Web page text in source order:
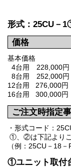
形式：25CU－
価格
基本価格
4台用 228,000円
8台用 252,000円
12台用 276,000円
16台用 300,000円
ご注文時指定
・形式コード：
①、②は下記よりご
（例：25CU－18－
①ユニット取付